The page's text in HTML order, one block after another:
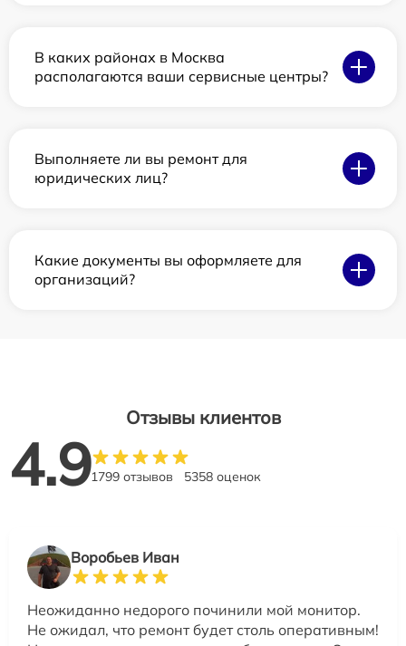
В каких районах в Москва
располагаются ваши сервисные центры?
Выполняете ли вы ремонт для
юридических лиц?
Какие документы вы оформляете для
организаций?
Отзывы клиентов
4.91799 отзывов 5358 оценок
Воробьев Иван
Неожиданно недорого починили мой монитор.
Не ожидал, что ремонт будет столь оперативным!